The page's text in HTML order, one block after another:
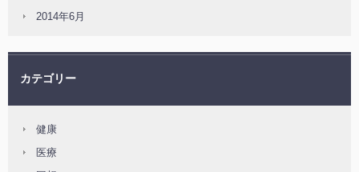
2014年6月
カテゴリー
健康
医療